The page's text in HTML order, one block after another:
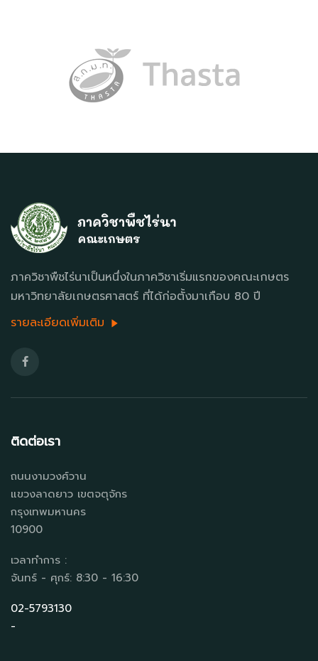
ภาควิชาพืชไร่นาเป็นหนึ่งในภาควิชาเริ่มแรกของคณะเกษตร
มหาวิทยาลัยเกษตรศาสตร์ ที่ได้ก่อตั้งมาเกือบ 80 ปี
รายละเอียดเพิ่มเติม
ติดต่อเรา
ถนนงามวงศ์วาน
แขวงลาดยาว เขตจตุจักร
กรุงเทพมหานคร
10900
เวลาทำการ :
จันทร์ - ศุกร์: 8:30 - 16:30
02-5793130
-